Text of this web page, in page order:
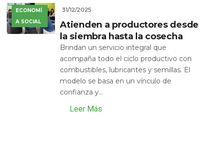
ECONOMÍ
A SOCIAL
31/12/2025
Atienden a productores desde
la siembra hasta la cosecha
Brindan un servicio integral que
acompaña todo el ciclo productivo con
combustibles, lubricantes y semillas. El
modelo se basa en un vínculo de
confianza y...
Leer Más